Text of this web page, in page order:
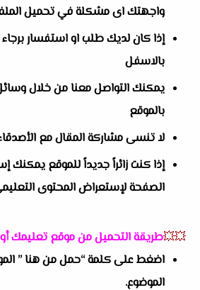
واجهتك اى مشكلة في تحميل
إذا كان لديك طلب او استفسار
بالاسفل
يمكنك التواصل معنا من خلال
بالموقع
لا تنسى مشاركة المقال مع الأصدقاء
إذا كنت زائراً جديداً للموقع يمكنك
الصفحة لإستعراض المحتوى
💥💥طريقة التحميل من موقع تعليمك
اضغط على كلمة “حمل من هنا ”
الموضوع.